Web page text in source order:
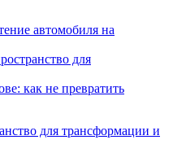
автомобиля на
для
как не превратить
для трансформации и